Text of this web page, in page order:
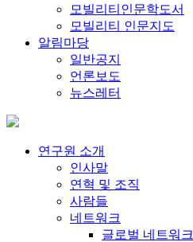
모빌리티인문학도서
모빌리티 인문지도
알림마당
일반공지
언론보도
뉴스레터
연구원 소개
인사말
연혁 및 조직
사람들
네트워크
글로벌 네트워크